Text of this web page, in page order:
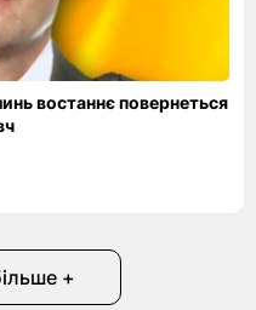
востаннє повернеться
+